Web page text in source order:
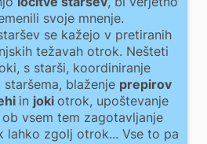
svoje mnenje.
se kažejo v pretiranih
težavah otrok. Nešteti
s starši, koordiniranje
staršema, blaženje prepirov
in joki otrok, upoštevanje
ob vsem tem zagotavljanje
lahko zgolj otrok... Vse to pa